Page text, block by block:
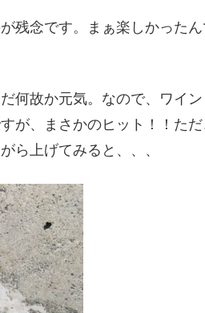
残念です。まぁ楽しかった
何故か元気。なので、ワイン
が、まさかのヒット！！ただ
ら上げてみると、、、